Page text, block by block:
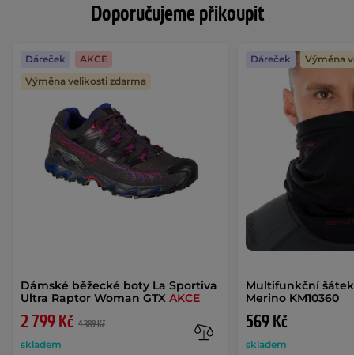
Doporučujeme přikoupit
Dámské běžecké boty La Sportiva
Ultra Raptor Woman GTX AKCE
2 799 Kč 4 389 Kč
skladem
Dáreček
AKCE
Výměna velikosti zdarma
Multifunkční
Merino KM10360
569 Kč
skladem
Dáreček Výměna